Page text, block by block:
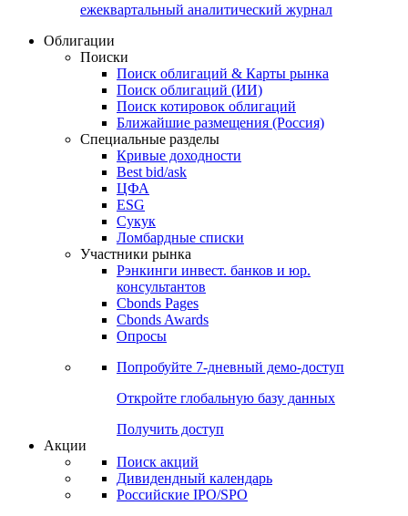
ежеквартальный аналитический журнал
Облигации
Поиски
Поиск облигаций & Карты рынка
Поиск облигаций (ИИ)
Поиск котировок облигаций
Ближайшие размещения (Россия)
Специальные разделы
Кривые доходности
Best bid/ask
ЦФА
ESG
Сукук
Ломбардные списки
Участники рынка
Рэнкинги инвест. банков и юр.
консультантов
Cbonds Pages
Cbonds Awards
Опросы
Попробуйте 7-дневный демо-доступ
Откройте глобальную базу данных
Получить доступ
Акции
Поиск акций
Дивидендный календарь
Российские IPO/SPO